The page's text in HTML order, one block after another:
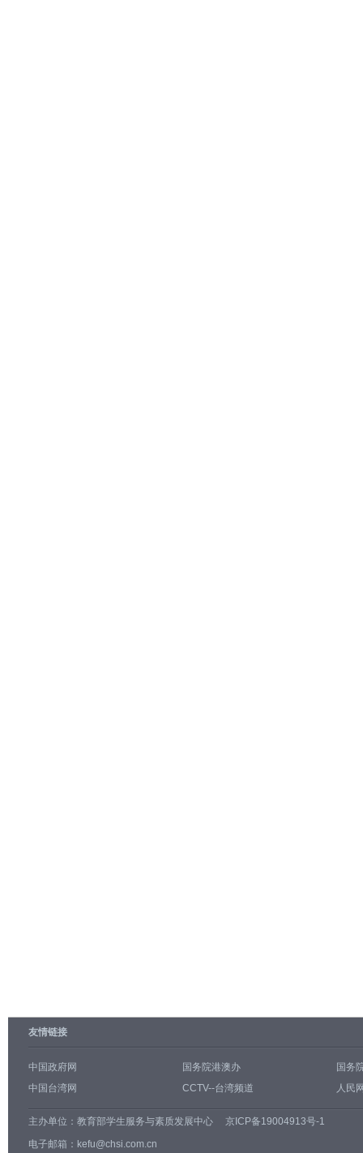
友情链接
中国政府网 国务院港澳办
国务
中国台湾网
CCTV--台湾频道 人民
主办单位： 教育部学生服务与素质发展中心
京ICP备19004913号-1
电子邮箱：kefu@chsi.com.cn